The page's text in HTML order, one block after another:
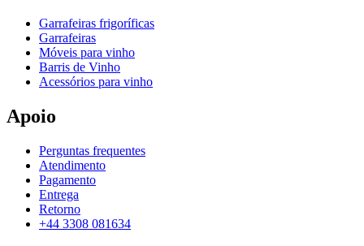
Garrafeiras frigoríficas
Garrafeiras
Móveis para vinho
Barris de Vinho
Acessórios para vinho
Apoio
Perguntas frequentes
Atendimento
Pagamento
Entrega
Retorno
+44 3308 081634